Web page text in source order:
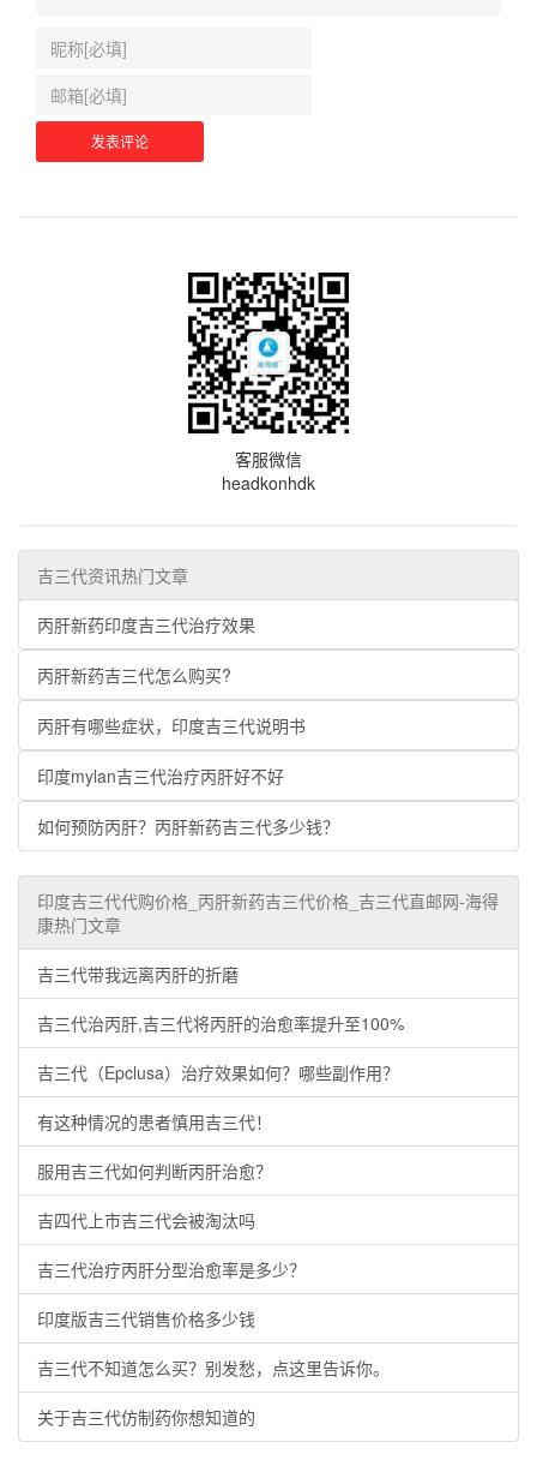
客服微信
headkonhdk
吉三代资讯热门文章
丙肝新药印度吉三代治疗效果
丙肝新药吉三代怎么购买?
丙肝有哪些症状，印度吉三代说明书
印度mylan吉三代治疗丙肝好不好
如何预防丙肝？丙肝新药吉三代多少钱？
印度吉三代代购价格_丙肝新药吉三代价格_吉三代直邮网-海得
康热门文章
吉三代带我远离丙肝的折磨
吉三代治丙肝,吉三代将丙肝的治愈率提升至100%
吉三代（Epclusa）治疗效果如何？哪些副作用？
有这种情况的患者慎用吉三代！
服用吉三代如何判断丙肝治愈？
吉四代上市吉三代会被淘汰吗
吉三代治疗丙肝分型治愈率是多少？
印度版吉三代销售价格多少钱
吉三代不知道怎么买？别发愁，点这里告诉你。
关于吉三代仿制药你想知道的